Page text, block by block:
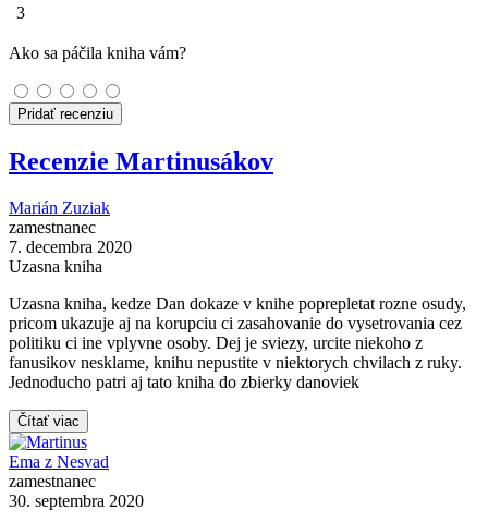
3
Ako sa páčila kniha vám?
Pridať recenziu
Recenzie Martinusákov
Marián Zuziak
zamestnanec
7. decembra 2020
Uzasna kniha
Uzasna kniha, kedze Dan dokaze v knihe poprepletat rozne osudy,
pricom ukazuje aj na korupciu ci zasahovanie do vysetrovania cez
politiku ci ine vplyvne osoby. Dej je sviezy, urcite niekoho z
fanusikov nesklame, knihu nepustite v niektorych chvilach z ruky.
Jednoducho patri aj tato kniha do zbierky danoviek
Čítať viac
Ema z Nesvad
zamestnanec
30. septembra 2020